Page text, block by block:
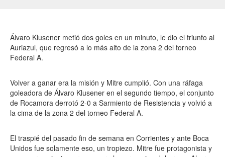
Álvaro Klusener metió dos goles en un minuto, le dio el triunfo al
Auriazul, que regresó a lo más alto de la zona 2 del torneo
Federal A.
Volver a ganar era la misión y Mitre cumplió. Con una ráfaga
goleadora de Álvaro Klusener en el segundo tiempo, el conjunto
de Rocamora derrotó 2-0 a Sarmiento de Resistencia y volvió a
la cima de la zona 2 del torneo Federal A.
El traspié del pasado fin de semana en Corrientes y ante Boca
Unidos fue solamente eso, un tropiezo. Mitre fue protagonista y